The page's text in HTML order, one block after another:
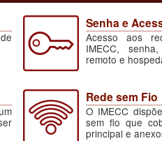
Senha e
Acesso aos
IMECC,
remoto e
Rede sem Fio
O IMECC
sem fio que
principal e